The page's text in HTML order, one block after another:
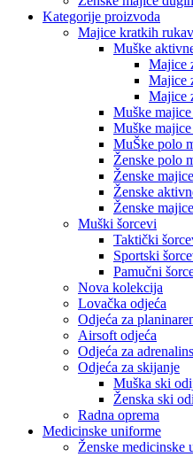
Kategorije proizvoda
Majice kratkih
Muške
Majice
Majice
Majice
Muške
Muške
MuŠke polo
Ženske polo
Ženske
Ženske
Ženske
Muški šorcevi
Taktički
Sportski
Pamučni
Nova kolekcija
Lovačka odjeća
Odjeća za
Airsoft odjeća
Odjeća za
Odjeća za skijanje
Muška ski
Ženska ski
Radna oprema
Medicinske uniforme
Ženske medicinske